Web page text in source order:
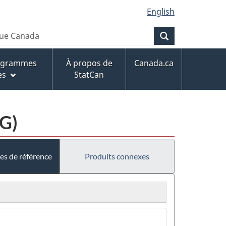
English
À propos de
StatCan
Canada.ca
de référence Produits connexes